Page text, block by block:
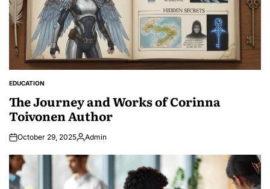
POSTED
EDUCATION
The Journey and Works of Corinna
Toivonen Author
October 29, 2025Posted
Admin